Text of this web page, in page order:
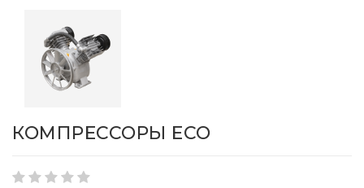
КОМПРЕССОРЫ ЕСО